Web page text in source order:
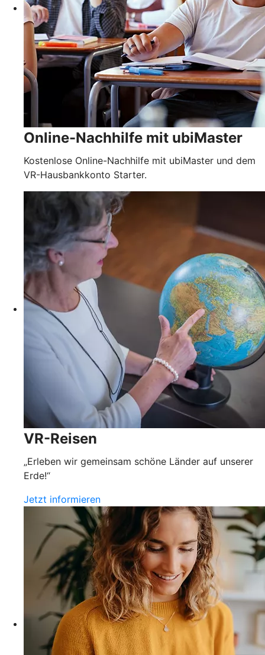
Online-Nachhilfe mit ubiMaster
Kostenlose Online-Nachhilfe mit ubiMaster und dem
VR-Hausbankkonto Starter.
VR-Reisen
„Erleben wir gemeinsam schöne Länder auf unserer
Erde!“
Jetzt informieren